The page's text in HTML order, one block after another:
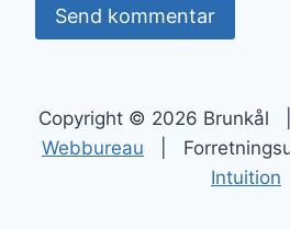
Copyright © 2026 Brunkål
Webbureau |
Intuition